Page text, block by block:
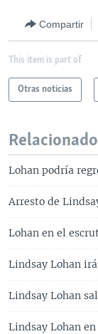
Compartir
This item is part of
Otras noticias
Lohan podría
Arresto de
Lohan en el
Lindsay Lohan
Lindsay Lohan
Lindsay Lohan